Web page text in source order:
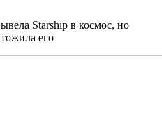
Starship в космос, но
его